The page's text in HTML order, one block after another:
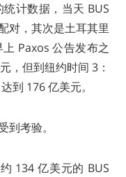
计数据，当天 BUS
对，其次是土耳其里
Paxos 公告发布之
，但到纽约时间 3：
到 176 亿美元。
考验。
134 亿美元的 BUS